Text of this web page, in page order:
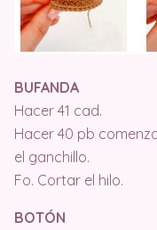
BUFANDA
Hacer 41 cad.
Hacer 40 pb
el ganchillo.
Fo. Cortar el hilo.
BOTÓN